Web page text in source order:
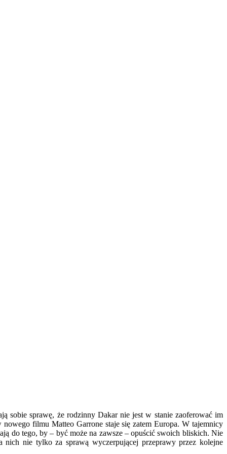
sobie sprawę, że rodzinny Dakar nie jest w stanie zaoferować im
filmu Matteo Garrone staje się zatem Europa. W tajemnicy
do tego, by – być może na zawsze – opuścić swoich bliskich. Nie
nich nie tylko za sprawą wyczerpującej przeprawy przez kolejne